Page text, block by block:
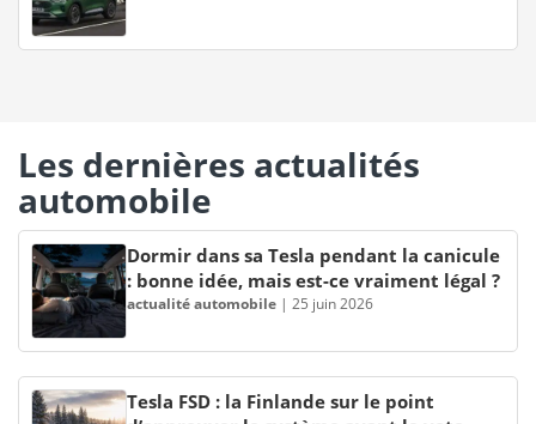
Les dernières actualités
automobile
Dormir dans sa Tesla pendant la canicule
: bonne idée, mais est-ce vraiment légal ?
actualité automobile | 25 juin 2026
Tesla FSD : la Finlande sur le point